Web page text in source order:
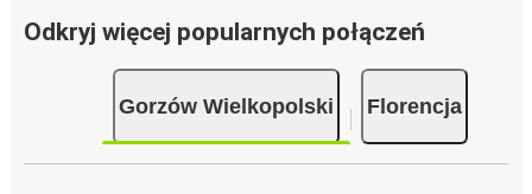
Odkryj więcej popularnych połączeń
Gorzów Wielkopolski Florencja